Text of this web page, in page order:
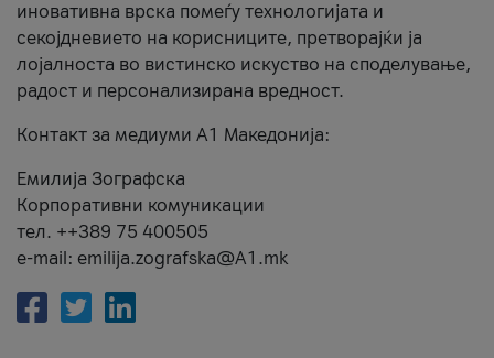
иновативна врска помеѓу технологијата и
секојдневието на корисниците, претворајќи ја
лојалноста во вистинско искуство на споделување,
радост и персонализирана вредност.
Контакт за медиуми А1 Македонија:
Емилија Зографска
Корпоративни комуникации
тел. ++389 75 400505
e-mail: emilija.zografska@A1.mk